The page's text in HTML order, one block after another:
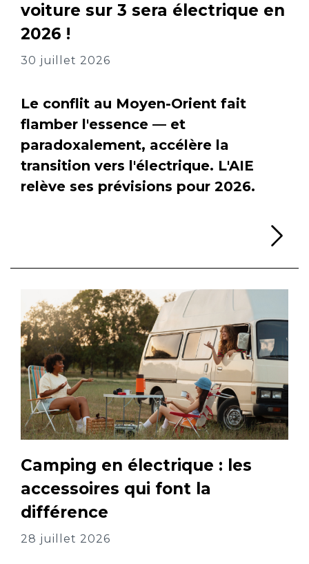
voiture sur 3 sera électrique en
2026 !
30 juillet 2026
Le conflit au Moyen-Orient fait
flamber l'essence — et
paradoxalement, accélère la
transition vers l'électrique. L'AIE
relève ses prévisions pour 2026.
Camping en électrique : les
accessoires qui font la
différence
28 juillet 2026